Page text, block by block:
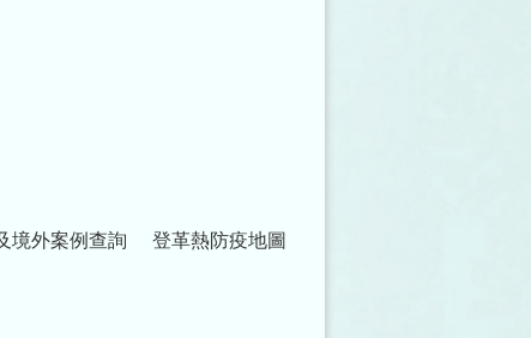
境外案例查詢 登革熱防疫地圖